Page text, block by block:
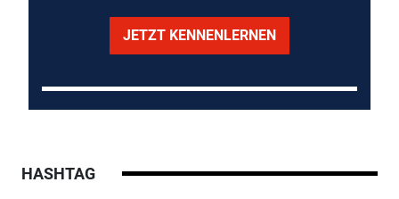
JETZT KENNENLERNEN
HASHTAG